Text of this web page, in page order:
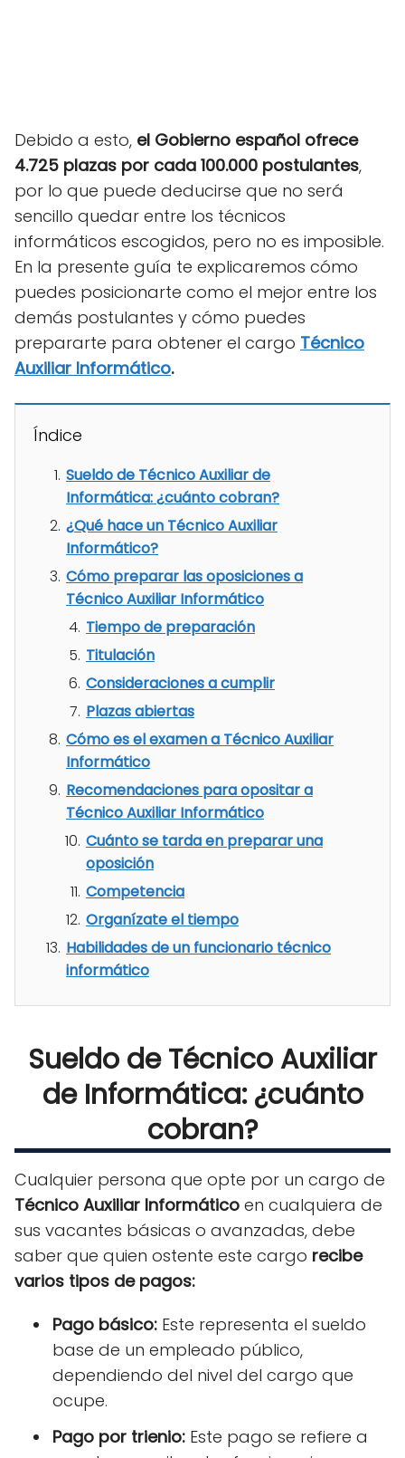
Debido a esto, el Gobierno español ofrece
4.725 plazas por cada 100.000 postulantes,
por lo que puede deducirse que no será
sencillo quedar entre los técnicos
informáticos escogidos, pero no es imposible.
En la presente guía te explicaremos cómo
puedes posicionarte como el mejor entre los
demás postulantes y cómo puedes
prepararte para obtener el cargo Técnico
Auxiliar Informático.
Índice
Sueldo de Técnico Auxiliar de
Informática: ¿cuánto cobran?
¿Qué hace un Técnico Auxiliar
Informático?
Cómo preparar las oposiciones a
Técnico Auxiliar Informático
Tiempo de preparación
Titulación
Consideraciones a cumplir
Plazas abiertas
Cómo es el examen a Técnico Auxiliar
Informático
Recomendaciones para opositar a
Técnico Auxiliar Informático
Cuánto se tarda en preparar una
oposición
Competencia
Organízate el tiempo
Habilidades de un funcionario técnico
informático
Sueldo de Técnico Auxiliar
de Informática: ¿cuánto
cobran?
Cualquier persona que opte por un cargo de
Técnico Auxiliar Informático en cualquiera de
sus vacantes básicas o avanzadas, debe
saber que quien ostente este cargo recibe
varios tipos de pagos:
Pago básico: Este representa el sueldo
base de un empleado público,
dependiendo del nivel del cargo que
ocupe.
Pago por trienio: Este pago se refiere a